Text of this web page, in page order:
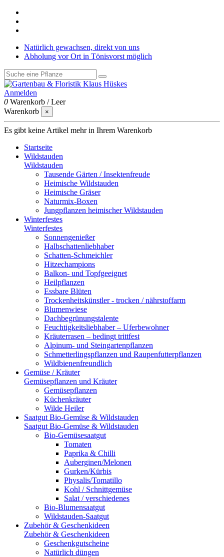
Natürlich gewachsen, direkt von uns
Abholung vor Ort in Tönisvorst möglich
Anmelden
0 Warenkorb /Leer
Warenkorb
×
Es gibt keine Artikel mehr in Ihrem Warenkorb
Startseite
Wildstauden
Wildstauden
Tausende Gärten / Insektenfreude
Heimische Wildstauden
Heimische Gräser
Naturmix-Boxen
Jungpflanzen heimischer Wildstauden
Winterfestes
Winterfestes
Sonnengenießer
Halbschattenliebhaber
Schatten-Schmeichler
Hitzechampions
Balkon- und Topfgeeignet
Heilpflanzen
Essbare Blüten
Trockenheitskünstler - trocken / nährstoffarm
Blumenwiese
Dachbegrünungstalente
Feuchtigkeitsliebhaber – Uferbewohner
Kräuterrasen – bedingt trittfest
Alpinum- und Steingartenpflanzen
Schmetterlingspflanzen und Raupenfutterpflanzen
Wildbienenfreundlich
Gemüse / Kräuter
Gemüsepflanzen und Kräuter
Gemüsepflanzen
Küchenkräuter
Wilde Heiler
Saatgut Bio-Gemüse & Wildstauden
Saatgut Bio-Gemüse & Wildstauden
Bio-Gemüsesaatgut
Tomaten
Paprika & Chilli
Auberginen/Melonen
Gurken/Kürbis
Physalis/Tomatillo
Kohl / Schnittgemüse
Salat / verschiedenes
Bio-Blumensaatgut
Wildstauden-Saatgut
Zubehör & Geschenkideen
Zubehör & Geschenkideen
Geschenkgutscheine
Natürlich düngen